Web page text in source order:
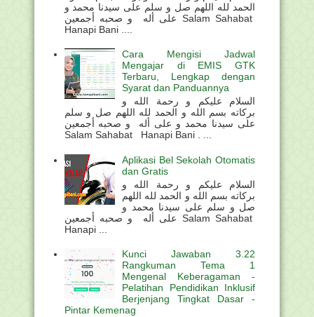
الحمد لله اللهم صل و سلم على سيدنا محمد و
على أله و صحبه أجمعين Salam Sahabat
Hanapi Bani ....
Cara Mengisi Jadwal
Mengajar di EMIS GTK
Terbaru, Lengkap dengan
Syarat dan Panduannya
السلام عليكم و رحمة الله و
بركاته بسم الله و الحمد لله اللهم صل و سلم
على سيدنا محمد و على أله و صحبه أجمعين
Salam Sahabat Hanapi Bani . ...
Aplikasi Bel Sekolah Otomatis
dan Gratis
السلام عليكم و رحمة الله و
بركاته بسم الله و الحمد لله اللهم
صل و سلم على سيدنا محمد و
على أله و صحبه أجمعين Salam Sahabat
Hanapi ...
Kunci Jawaban 3.22
Rangkuman Tema 1
Mengenal Keberagaman -
Pelatihan Pendidikan Inklusif
Berjenjang Tingkat Dasar -
Pintar Kemenag